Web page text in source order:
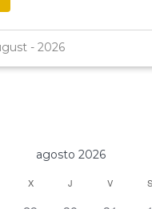
- 2026
agosto 2026
X J V S